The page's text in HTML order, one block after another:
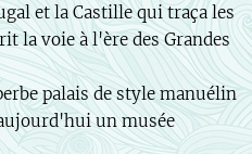
et la Castille qui traça les
la voie à l'ère des Grandes
palais de style manuélin
un musée